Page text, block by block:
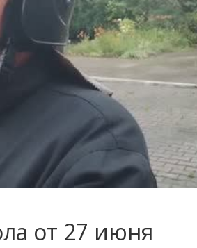
от 27 июня